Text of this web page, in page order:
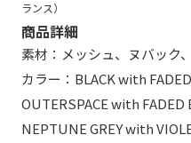
ランス）
商品詳細
素材：メッシュ、ヌバック
カラー：BLACK with
OUTERSPACE with FADED
NEPTUNE GREY with